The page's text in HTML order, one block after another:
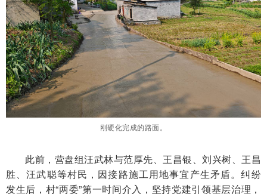
刚硬化完成的路面。
此前，营盘组汪武林与范厚先、王昌银、刘兴树、王昌
胜、汪武聪等村民，因接路施工用地事宜产生矛盾。纠纷
发生后，村“两委”第一时间介入，坚持党建引领基层治理，